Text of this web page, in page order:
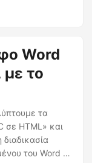
responsive
Word
με το
τα
σε HTML» και
του Word σε